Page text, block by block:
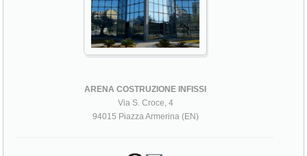
ARENA COSTRUZIONE INFISSI
Via S. Croce, 4
94015 Piazza Armerina (EN)